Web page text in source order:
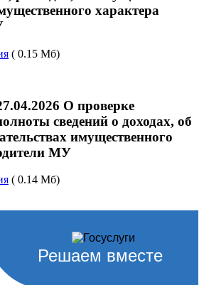
характера
( 0.15 Мб)
О проверке
сведений о доходах, об
имущественного
МУ
( 0.14 Мб)
Решаем вместе